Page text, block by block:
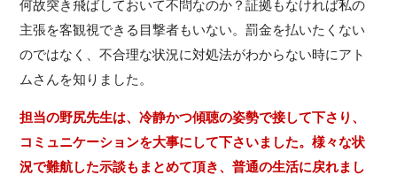
何故突き飛ばしておいて不問なのか？証拠もなければ私の
主張を客観視できる目撃者もいない。罰金を払いたくない
のではなく、不合理な状況に対処法がわからない時にアト
ムさんを知りました。
担当の野尻先生は、冷静かつ傾聴の姿勢で接して下さり、
コミュニケーションを大事にして下さいました。様々な状
況で難航した示談もまとめて頂き、普通の生活に戻れまし